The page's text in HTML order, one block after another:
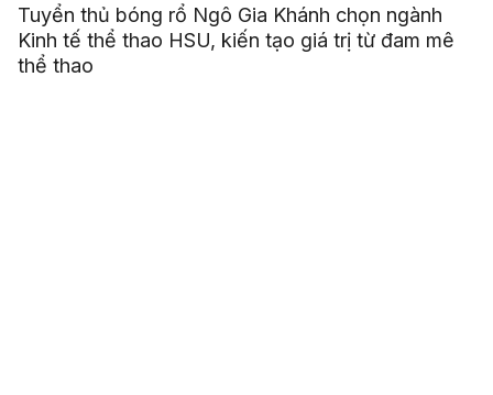
Tuyển thủ bóng rổ Ngô Gia Khánh chọn ngành
Kinh tế thể thao HSU, kiến tạo giá trị từ đam mê
thể thao